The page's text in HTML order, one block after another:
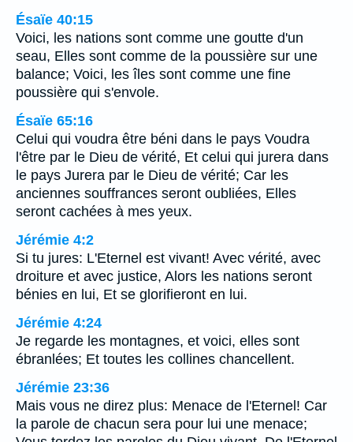
Ésaïe 40:15
Voici, les nations sont comme une goutte d'un
seau, Elles sont comme de la poussière sur une
balance; Voici, les îles sont comme une fine
poussière qui s'envole.
Ésaïe 65:16
Celui qui voudra être béni dans le pays Voudra
l'être par le Dieu de vérité, Et celui qui jurera dans
le pays Jurera par le Dieu de vérité; Car les
anciennes souffrances seront oubliées, Elles
seront cachées à mes yeux.
Jérémie 4:2
Si tu jures: L'Eternel est vivant! Avec vérité, avec
droiture et avec justice, Alors les nations seront
bénies en lui, Et se glorifieront en lui.
Jérémie 4:24
Je regarde les montagnes, et voici, elles sont
ébranlées; Et toutes les collines chancellent.
Jérémie 23:36
Mais vous ne direz plus: Menace de l'Eternel! Car
la parole de chacun sera pour lui une menace;